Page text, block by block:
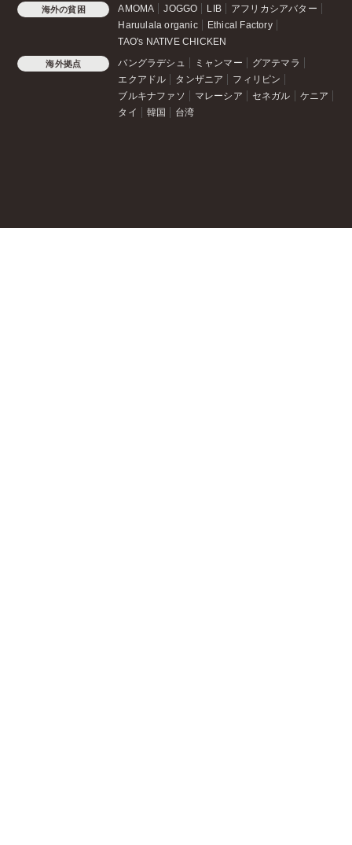
海外の貧困 AMOMA JOGGO LIB
アフリカシアバター
Haruulala organic
Ethical Factory
TAO's NATIVE CHICKEN
海外拠点 バングラデシュ ミャンマー
グアテマラ
エクアドル
タンザニア
フィリピン
ブルキナファソ
マレーシア セネガル
ケニア
タイ
韓国 台湾